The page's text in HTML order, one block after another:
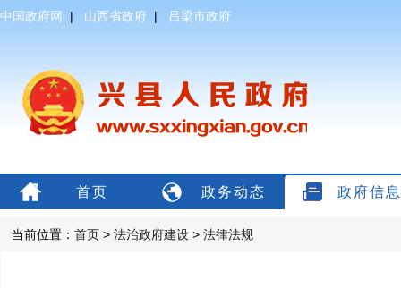
中国政府网 | 山西省政府 | 吕梁市政府
首页 政务动态 政府信
当前位置： 首页 > 法治政府建设 > 法律法规